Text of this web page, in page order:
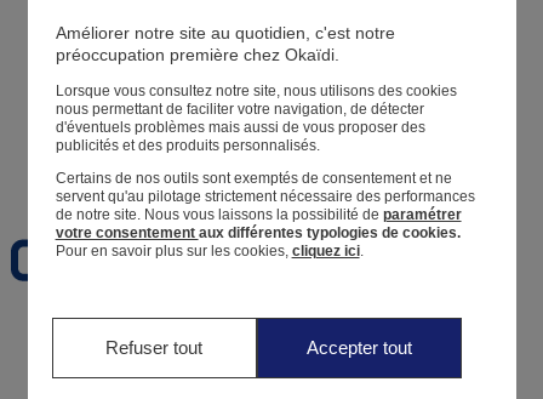
Magasin
Mes informations
Suivre une commande
Panier
Favoris
Naissance0-12 mois
Améliorer notre site au quotidien, c'est notre
préoccupation première chez Okaïdi.
Lorsque vous consultez notre site, nous utilisons des cookies
nous permettant de faciliter votre navigation, de détecter
d'éventuels problèmes mais aussi de vous proposer des
publicités et des produits personnalisés.
Certains de nos outils sont exemptés de consentement et ne
servent qu'au pilotage strictement nécessaire des performances
de notre site. Nous vous laissons la possibilité de paramétrer
votre consentement aux différentes typologies de cookies.
Pour en savoir plus sur les cookies, cliquez ici.
Refuser tout Accepter tout